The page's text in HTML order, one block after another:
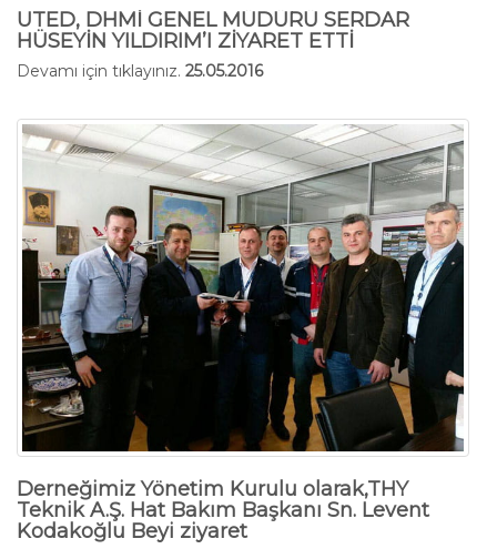
UTED, DHMİ GENEL MÜDÜRÜ SERDAR
HÜSEYİN YILDIRIM’I ZİYARET ETTİ
Devamı için tıklayınız. 25.05.2016
Derneğimiz Yönetim Kurulu olarak,THY
Teknik A.Ş. Hat Bakım Başkanı Sn. Levent
Kodakoğlu Beyi ziyaret